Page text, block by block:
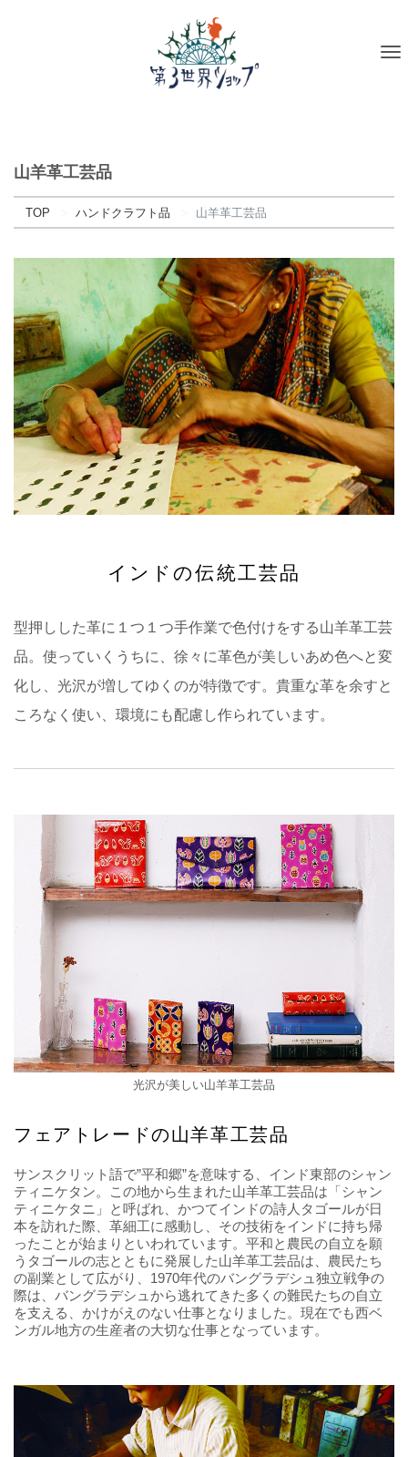
山羊革工芸品
TOP ハンドクラフト品 山羊革工芸品
インドの伝統工芸品
型押しした革に１つ１つ手作業で色付けをする山羊革工芸
品。使っていくうちに、徐々に革色が美しいあめ色へと変
化し、光沢が増してゆくのが特徴です。貴重な革を余すと
ころなく使い、環境にも配慮し作られています。
光沢が美しい山羊革工芸品
フェアトレードの山羊革工芸品
サンスクリット語で”平和郷”を意味する、インド東部のシャン
ティニケタン。この地から生まれた山羊革工芸品は「シャン
ティニケタニ」と呼ばれ、かつてインドの詩人タゴールが日
本を訪れた際、革細工に感動し、その技術をインドに持ち帰
ったことが始まりといわれています。平和と農民の自立を願
うタゴールの志とともに発展した山羊革工芸品は、農民たち
の副業として広がり、1970年代のバングラデシュ独立戦争の
際は、バングラデシュから逃れてきた多くの難民たちの自立
を支える、かけがえのない仕事となりました。現在でも西ベ
ンガル地方の生産者の大切な仕事となっています。